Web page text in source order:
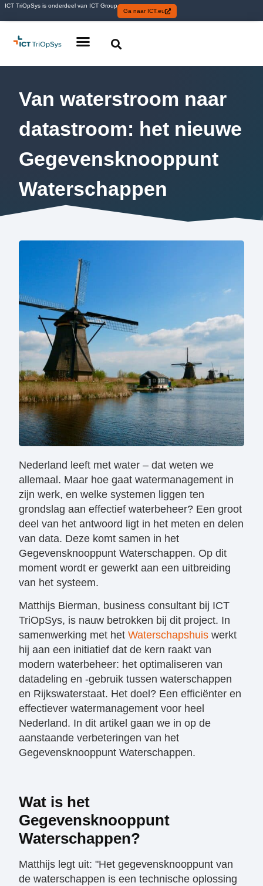
ICT TriOpSys is onderdeel van ICT Group
Ga naar ICT.eu
Van waterstroom naar
datastroom: het nieuwe
Gegevensknooppunt
Waterschappen
Nederland leeft met water – dat weten we
allemaal. Maar hoe gaat watermanagement in
zijn werk, en welke systemen liggen ten
grondslag aan effectief waterbeheer? Een groot
deel van het antwoord ligt in het meten en delen
van data. Deze komt samen in het
Gegevensknooppunt Waterschappen. Op dit
moment wordt er gewerkt aan een uitbreiding
van het systeem.
Matthijs Bierman, business consultant bij ICT
TriOpSys, is nauw betrokken bij dit project. In
samenwerking met hetWaterschapshuis werkt
hij aan een initiatief dat de kern raakt van
modern waterbeheer: het optimaliseren van
datadeling en -gebruik tussen waterschappen
en Rijkswaterstaat. Het doel? Een efficiënter en
effectiever watermanagement voor heel
Nederland. In dit artikel gaan we in op de
aanstaande verbeteringen van het
Gegevensknooppunt Waterschappen.
Wat is het
Gegevensknooppunt
Waterschappen?
Matthijs legt uit: "Het gegevensknooppunt van
de waterschappen is een technische oplossing